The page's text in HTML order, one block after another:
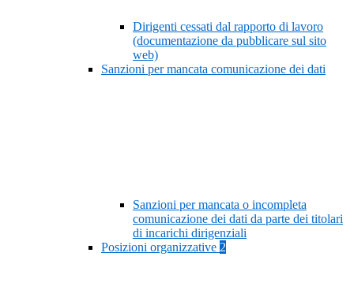
Dirigenti cessati dal rapporto di lavoro
(documentazione da pubblicare sul sito
web)
Sanzioni per mancata comunicazione dei dati
Sanzioni per mancata o incompleta
comunicazione dei dati da parte dei titolari
di incarichi dirigenziali
Posizioni organizzative 2